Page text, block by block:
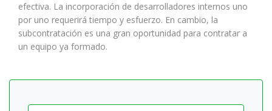
efectiva. La incorporación de desarrolladores internos uno
por uno requerirá tiempo y esfuerzo. En cambio, la
subcontratación es una gran oportunidad para contratar a
un equipo ya formado.